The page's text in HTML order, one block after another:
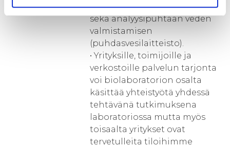
puhdistamisen (tiskikone)
sekä analyysipuhtaan veden
valmistamisen
(puhdasvesilaitteisto).
• Yrityksille, toimijoille ja
verkostoille palvelun tarjonta
voi biolaboratorion osalta
käsittää yhteistyötä yhdessä
tehtävänä tutkimuksena
laboratoriossa mutta myös
toisaalta yritykset ovat
tervetulleita tiloihimme